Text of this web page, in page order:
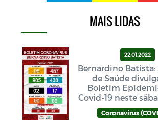
MAIS LIDAS
22.01.2022
Bernardino Batista:
de Saúde
Boletim
Covid-19 neste
Coronavírus